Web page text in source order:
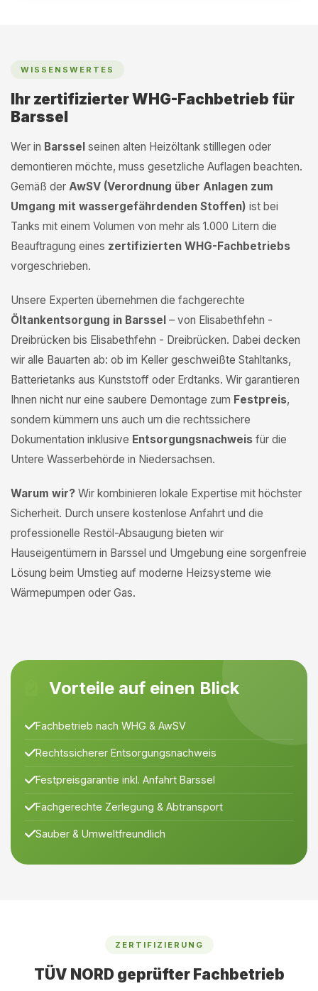
WISSENSWERTES
Ihr zertifizierter WHG-Fachbetrieb für
Barssel
Wer in Barssel seinen alten Heizöltank stilllegen oder
demontieren möchte, muss gesetzliche Auflagen beachten.
Gemäß der AwSV (Verordnung über Anlagen zum
Umgang mit wassergefährdenden Stoffen) ist bei
Tanks mit einem Volumen von mehr als 1.000 Litern die
Beauftragung eines zertifizierten WHG-Fachbetriebs
vorgeschrieben.
Unsere Experten übernehmen die fachgerechte
Öltankentsorgung in Barssel – von Elisabethfehn -
Dreibrücken bis Elisabethfehn - Dreibrücken. Dabei decken
wir alle Bauarten ab: ob im Keller geschweißte Stahltanks,
Batterietanks aus Kunststoff oder Erdtanks. Wir garantieren
Ihnen nicht nur eine saubere Demontage zum Festpreis,
sondern kümmern uns auch um die rechtssichere
Dokumentation inklusive Entsorgungsnachweis für die
Untere Wasserbehörde in Niedersachsen.
Warum wir? Wir kombinieren lokale Expertise mit höchster
Sicherheit. Durch unsere kostenlose Anfahrt und die
professionelle Restöl-Absaugung bieten wir
Hauseigentümern in Barssel und Umgebung eine sorgenfreie
Lösung beim Umstieg auf moderne Heizsysteme wie
Wärmepumpen oder Gas.
Vorteile auf einen Blick
Fachbetrieb nach WHG & AwSV
Rechtssicherer Entsorgungsnachweis
Festpreisgarantie inkl. Anfahrt Barssel
Fachgerechte Zerlegung & Abtransport
Sauber & Umweltfreundlich
ZERTIFIZIERUNG
TÜV NORD geprüfter Fachbetrieb